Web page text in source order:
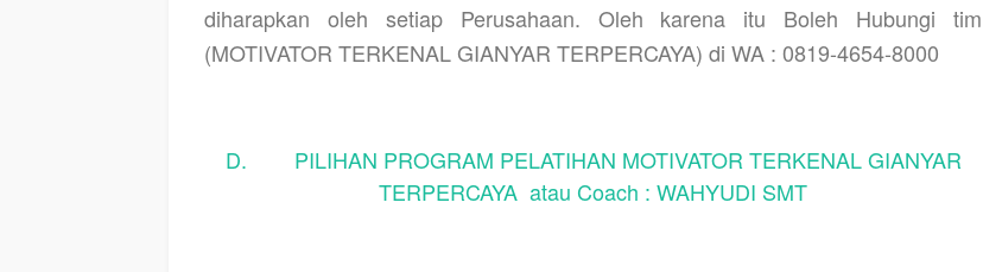
diharapkan oleh setiap Perusahaan. Oleh karena itu Boleh Hubungi tim
(MOTIVATOR TERKENAL GIANYAR TERPERCAYA) di WA : 0819-4654-8000
D. PILIHAN PROGRAM PELATIHAN MOTIVATOR TERKENAL GIANYAR
TERPERCAYA atau Coach : WAHYUDI SMT